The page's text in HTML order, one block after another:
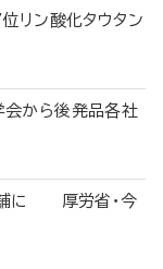
ン酸化タウタン
から後発品各社
に 厚労省・今